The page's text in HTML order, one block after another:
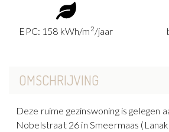
EPC: 158 kWh/m 2/jaar
OMSCHRIJVING
Deze ruime gezinswoning is gelegen
Nobelstraat 26 in Smeermaas